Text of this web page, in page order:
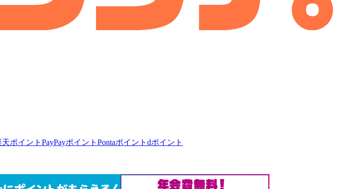
天ポイント PayPayポイント Pontaポイント dポイント